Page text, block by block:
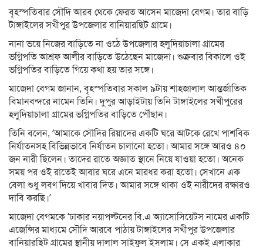
বৃহস্পতিবার সৌদি আরব থেকে ফেরত আসেন মাজেদা বেগম। তার বাড়ি
টাঙ্গাইলের সখীপুর উপজেলার বানিয়ারছিট গ্রামে।
নানা ভয়ে নিজের বাড়িতে না ওঠে উপজেলার হলুদিয়াচালা গ্রামের
ভগ্নিপতি আশ্রফ আলীর বাড়িতে উঠেছেন মাজেদা। শুক্রবার বিকালে ওই
ভগ্নিপতির বাড়িতে গিয়ে কথা হয় তার সঙ্গে।
মাজেদা বেগম জানান, বৃহস্পতিবার সকাল ৯টায় শাহজালাল আন্তর্জাতিক
বিমানবন্দরে নামেন তিনি। দুপুর আড়াইটায় তিনি টাঙ্গাইলের সখীপুরের
হলুদিয়াচালা গ্রামের ভগ্নিপতির বাড়িতে পৌঁছান।
তিনি বলেন, ‘আমাকে সৌদির রিয়াদের একটি ঘরে আটকে রেখে পাশবিক
নির্যাতনসহ বিভিন্নভাবে নির্যাতন চালানো হতো। আমার সঙ্গে আরও ৪০
জন নারী ছিলেন। তাদের রাতে অজ্ঞাত স্থানে নিয়ে যাওয়া হতো। অনেক
সময় পর ওই রাতেই আবার ঘরে এনে মারধর করা হতো। সেখানে এক
বেলা শুধু লবণ দিয়ে খাবার দিত। আমার সঙ্গে থাকা ওই নারীদের রক্ষারও
দাবি করছি।’
মাজেদা বেগমকে ‘ঢাকার নয়াপল্টনের বি.এ অ্যাসোসিয়েটস নামের একটি
এজেন্সির মাধ্যমে সৌদি আরবে পাঠায় টাঙ্গাইলের সখীপুর উপজেলার
বানিয়ারছিট গ্রামের স্থানীয় দালাল সাইফুল ইসলাম। সে একই এলাকার